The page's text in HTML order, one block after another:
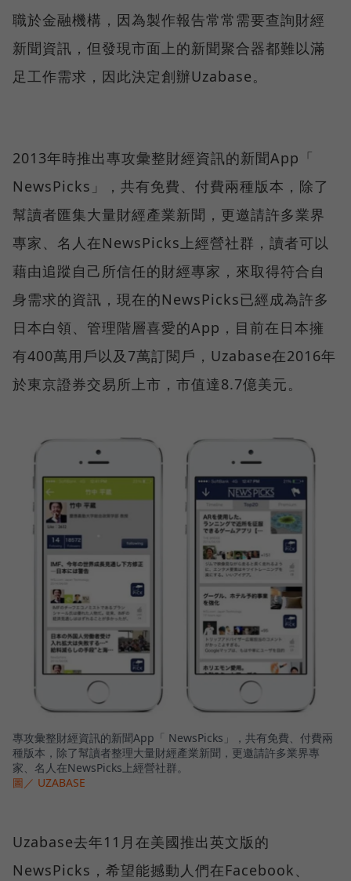
職於金融機構，因為製作報告常常需要查詢財經
新聞資訊，但發現市面上的新聞聚合器都難以滿
足工作需求，因此決定創辦Uzabase。
2013年時推出專攻彙整財經資訊的新聞App「
NewsPicks」，共有免費、付費兩種版本，除了
幫讀者匯集大量財經產業新聞，更邀請許多業界
專家、名人在NewsPicks上經營社群，讀者可以
藉由追蹤自己所信任的財經專家，來取得符合自
身需求的資訊，現在的NewsPicks已經成為許多
日本白領、管理階層喜愛的App，目前在日本擁
有400萬用戶以及7萬訂閱戶，Uzabase在2016年
於東京證券交易所上市，市值達8.7億美元。
專攻彙整財經資訊的新聞App「 NewsPicks」，共有免費、付費兩
種版本，除了幫讀者整理大量財經產業新聞，更邀請許多業界專
家、名人在NewsPicks上經營社群。
圖／ UZABASE
Uzabase去年11月在美國推出英文版的
NewsPicks，希望能撼動人們在Facebook、